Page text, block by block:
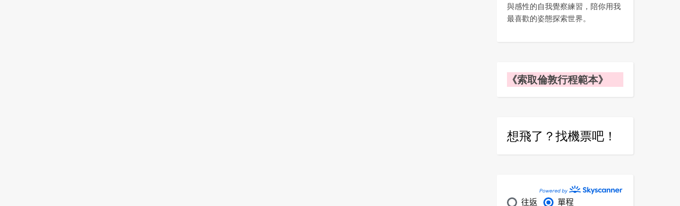
與感性的自我覺察練習，陪你用我
最喜歡的姿態探索世界。
《索取倫敦行程範本》
想飛了？找機票吧！